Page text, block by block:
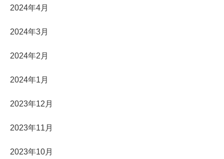
2024年4月
2024年3月
2024年2月
2024年1月
2023年12月
2023年11月
2023年10月